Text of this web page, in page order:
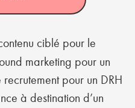
ciblé pour le
marketing pour un
pour un DRH
à destination d’un